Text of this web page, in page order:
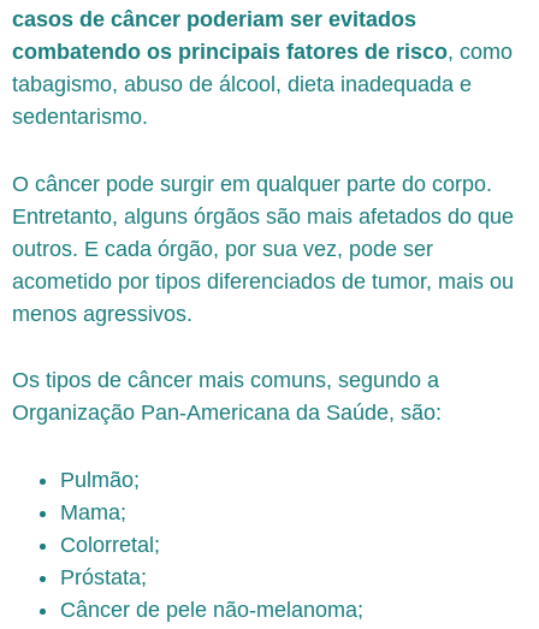
casos de câncer poderiam ser evitados
combatendo os principais fatores de risco, como
tabagismo, abuso de álcool, dieta inadequada e
sedentarismo.
O câncer pode surgir em qualquer parte do corpo.
Entretanto, alguns órgãos são mais afetados do que
outros. E cada órgão, por sua vez, pode ser
acometido por tipos diferenciados de tumor, mais ou
menos agressivos.
Os tipos de câncer mais comuns, segundo a
Organização Pan-Americana da Saúde, são:
Pulmão;
Mama;
Colorretal;
Próstata;
Câncer de pele não-melanoma;